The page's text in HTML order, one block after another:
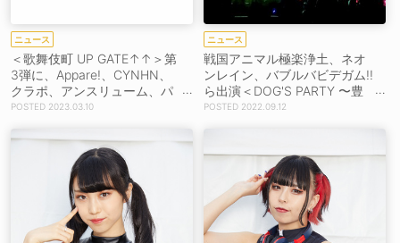
ニュース
＜歌舞伎町 UP GATE↑↑＞第
3弾に、Appare!、CYNHN、
クラポ、アンスリューム、パ
レパレら50組＆出演日発表！
2023.03.10
ニュース
戦国アニマル極楽浄土、ネオ
ンレイン、バブルバビデガム!!
ら出演＜DOG'S PARTY 〜豊
洲で無銭やるってよ〜＞、開
2022.09.12